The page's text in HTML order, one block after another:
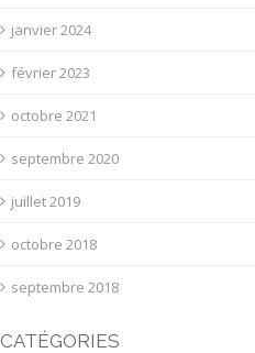
janvier 2024
février 2023
octobre 2021
septembre 2020
juillet 2019
octobre 2018
septembre 2018
CATÉGORIES